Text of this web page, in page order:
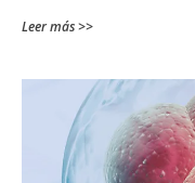
Leer más >>